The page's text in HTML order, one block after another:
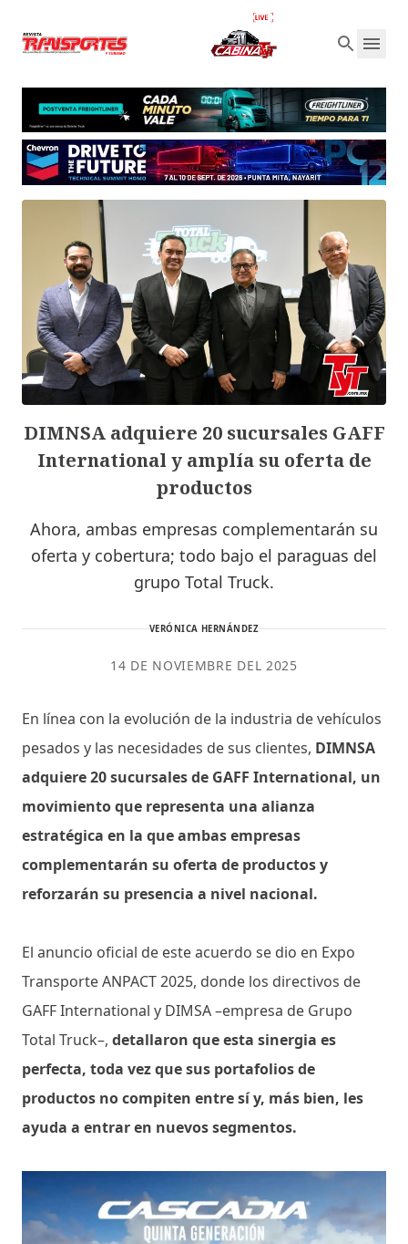
DIMNSA adquiere 20 sucursales GAFF
International y amplía su oferta de
productos
Ahora, ambas empresas complementarán su
oferta y cobertura; todo bajo el paraguas del
grupo Total Truck.
VERÓNICA HERNÁNDEZ
14 DE NOVIEMBRE DEL 2025
En línea con la evolución de la industria de vehículos
pesados y las necesidades de sus clientes, DIMNSA
adquiere 20 sucursales de GAFF International, un
movimiento que representa una alianza
estratégica en la que ambas empresas
complementarán su oferta de productos y
reforzarán su presencia a nivel nacional.
El anuncio oficial de este acuerdo se dio en Expo
Transporte ANPACT 2025, donde los directivos de
GAFF International y DIMSA –empresa de Grupo
Total Truck–, detallaron que esta sinergia es
perfecta, toda vez que sus portafolios de
productos no compiten entre sí y, más bien, les
ayuda a entrar en nuevos segmentos.